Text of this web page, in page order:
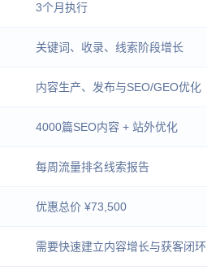
3个月执行
关键词、收录、线索阶段增长
内容生产、发布与SEO/GEO优化
4000篇SEO内容 + 站外优化
每周流量排名线索报告
优惠总价 ¥73,500
需要快速建立内容增长与获客闭环